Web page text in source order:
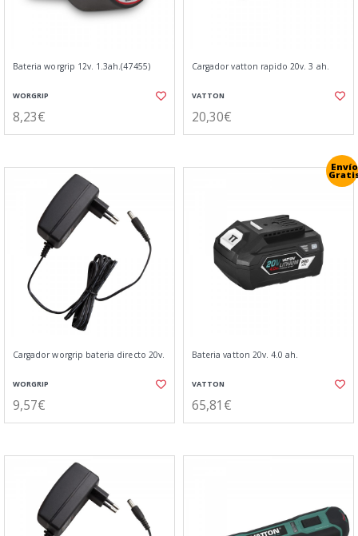
Bateria worgrip 12v. 1.3ah.(47455)
WORGRIP
8,23€
Cargador vatton rapido 20v. 3 ah.
VATTON
20,30€
Cargador worgrip bateria directo 20v.
WORGRIP
9,57€
Envío
Bateria vatton 20v. 4.0 ah.
VATTON
65,81€